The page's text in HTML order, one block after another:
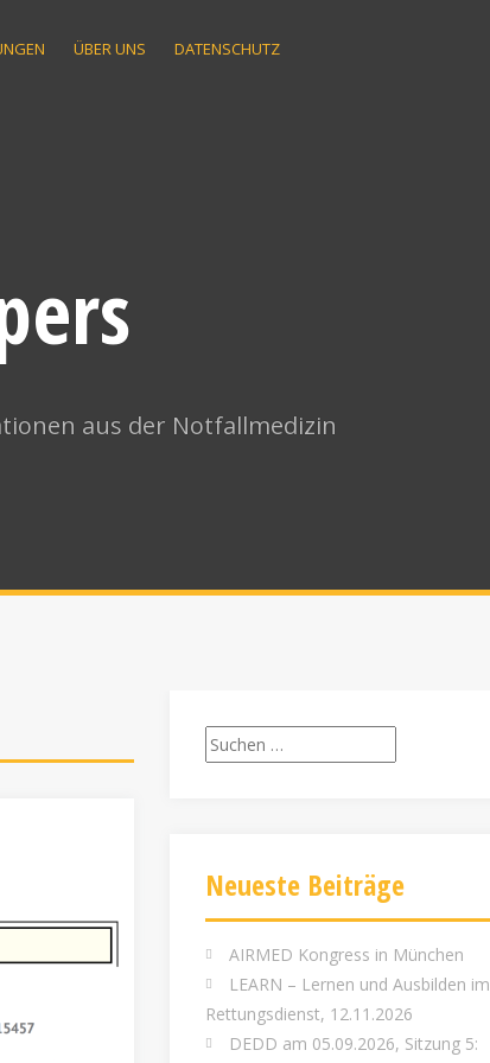
ÜBER UNS DATENSCHUTZ
aus der Notfallmedizin
Suchen
nach:
Neueste Beiträge
AIRMED Kongress in München
LEARN – Lernen und Ausbilden im
Rettungsdienst, 12.11.2026
DEDD am 05.09.2026, Sitzung 5: